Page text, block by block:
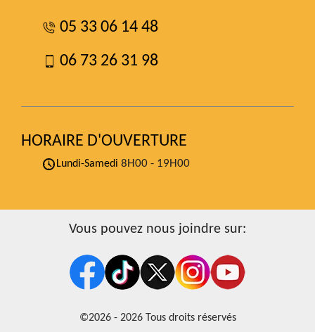
05 33 06 14 48
06 73 26 31 98
HORAIRE D'OUVERTURE
Lundi-Samedi 8H00 - 19H00
Vous pouvez nous joindre sur:
©2026 - 2026 Tous droits réservés